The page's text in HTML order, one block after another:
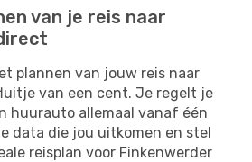
van je reis naar
plannen van jouw reis naar
van een cent. Je regelt je
huurauto allemaal vanaf één
data die jou uitkomen en stel
reisplan voor Finkenwerder